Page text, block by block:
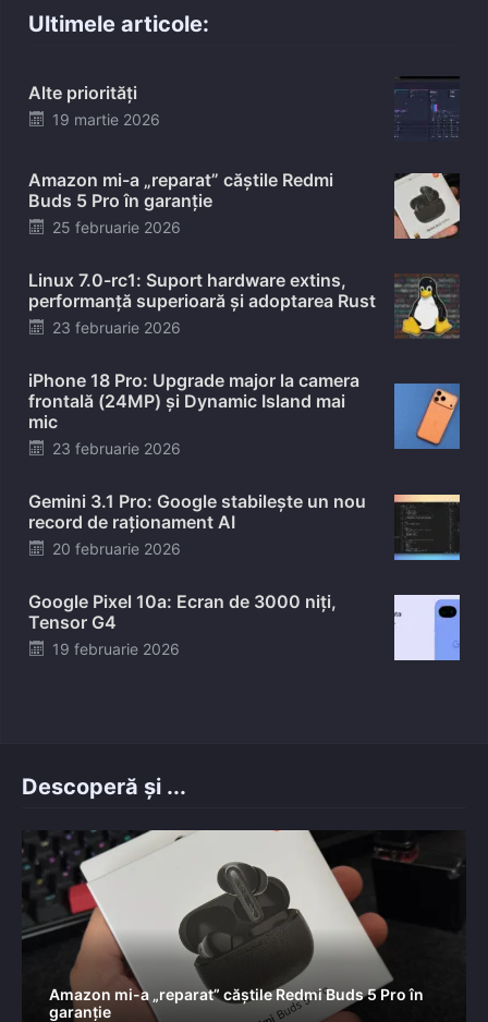
Ultimele articole:
Alte priorități
Posted
19 martie 2026
Amazon mi-a „reparat” căștile Redmi
Buds 5 Pro în garanție
Posted
25 februarie 2026
Linux 7.0-rc1: Suport hardware extins,
performanță superioară și adoptarea Rust
Posted
23 februarie 2026
iPhone 18 Pro: Upgrade major la camera
frontală (24MP) și Dynamic Island mai
mic
Posted
23 februarie 2026
Gemini 3.1 Pro: Google stabilește un nou
record de raționament AI
Posted
20 februarie 2026
Google Pixel 10a: Ecran de 3000 niți,
Tensor G4
Posted
19 februarie 2026
Descoperă și ...
Amazon mi-a „reparat” căștile Redmi Buds 5 Pro în
garanție